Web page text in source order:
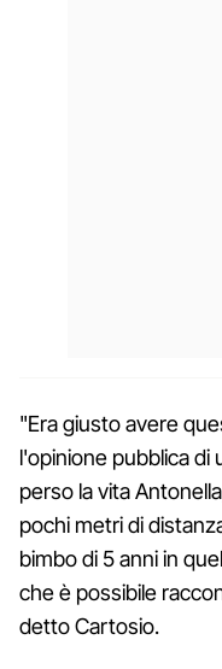
"Era giusto avere
l'opinione pubblica di
perso la vita
pochi metri di
bimbo di 5 anni in
che è possibile
detto Cartosio.